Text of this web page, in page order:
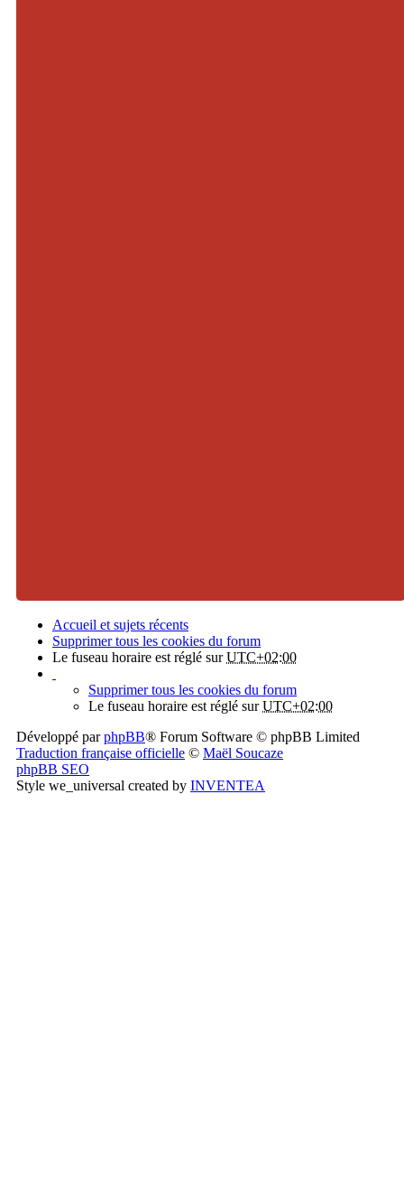
Accueil et sujets récents
Supprimer tous les cookies du forum
Le fuseau horaire est réglé surUTC+02:00
Supprimer tous les cookies du forum
Le fuseau horaire est réglé surUTC+02:00
Développé parphpBB® Forum Software © phpBB Limited
Traduction française officielle © Maël Soucaze
phpBB SEO
Style we_universal created by INVENTEA